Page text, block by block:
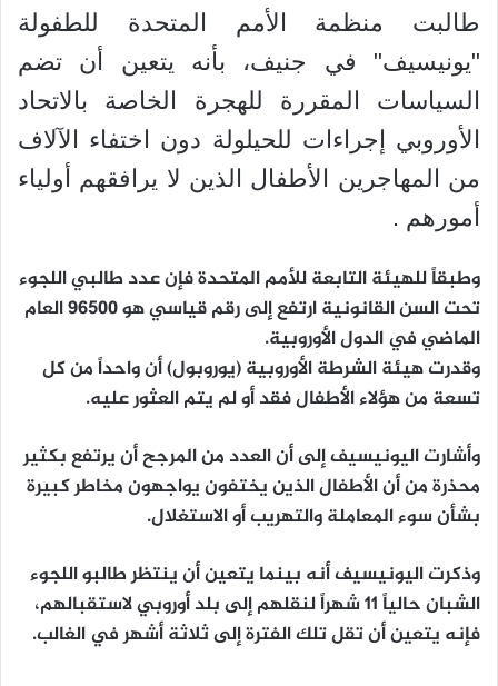
طالبت منظمة الأمم المتحدة للطفولة
"يونيسيف" في جنيف، بأنه يتعين أن تضم
السياسات المقررة للهجرة الخاصة بالاتحاد
الأوروبي إجراءات للحيلولة دون اختفاء الآلاف
من المهاجرين الأطفال الذين لا يرافقهم أولياء
أمورهم .
وطبقاً للهيئة التابعة للأمم المتحدة فإن عدد طالبي اللجوء
تحت السن القانونية ارتفع إلى رقم قياسي هو 96500 العام
الماضي في الدول الأوروبية.
وقدرت هيئة الشرطة الأوروبية (يوروبول) أن واحداً من كل
تسعة من هؤلاء الأطفال فقد أو لم يتم العثور عليه.
وأشارت اليونيسيف إلى أن العدد من المرجح أن يرتفع بكثير
محذرة من أن الأطفال الذين يختفون يواجهون مخاطر كبيرة
بشأن سوء المعاملة والتهريب أو الاستغلال.
وذكرت اليونيسيف أنه بينما يتعين أن ينتظر طالبو اللجوء
الشبان حالياً 11 شهراً لنقلهم إلى بلد أوروبي لاستقبالهم،
فإنه يتعين أن تقل تلك الفترة إلى ثلاثة أشهر في الغالب.